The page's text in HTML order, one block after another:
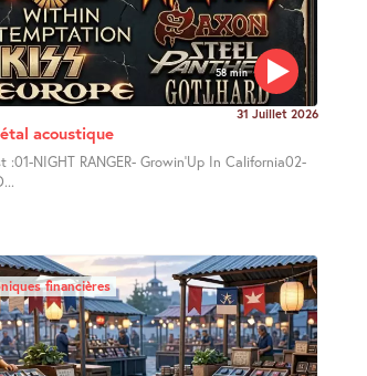
58 min
31 Juillet 2026
acoustique
:01-NIGHT RANGER- Growin’Up In California02-
financières